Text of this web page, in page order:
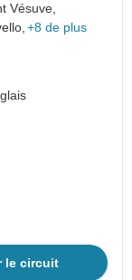
Vésuve,
+8 de plus
le circuit